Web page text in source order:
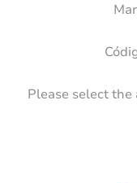
Please select